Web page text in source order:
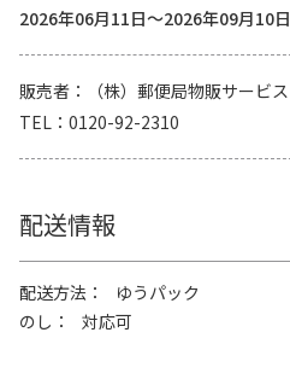
2026年06月11日～2026年09月10日
販売者
（株）郵便局物販サービス
TEL
0120-92-2310
配送情報
配送方法
ゆうパック
のし
対応可